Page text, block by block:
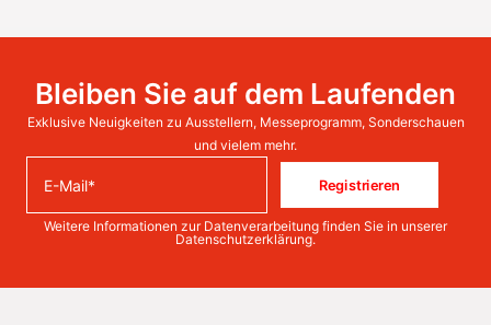
Bleiben Sie auf dem Laufenden
Exklusive Neuigkeiten zu Ausstellern, Messeprogramm, Sonderschauen
und vielem mehr.
Registrieren
Weitere Informationen zur Datenverarbeitung finden Sie in unserer
Datenschutzerklärung.